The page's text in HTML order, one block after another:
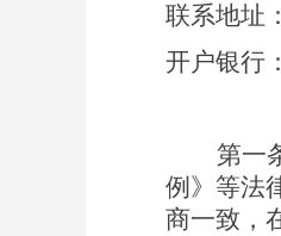
联系地址：
开户银行：
第一
例》等法
商一致，